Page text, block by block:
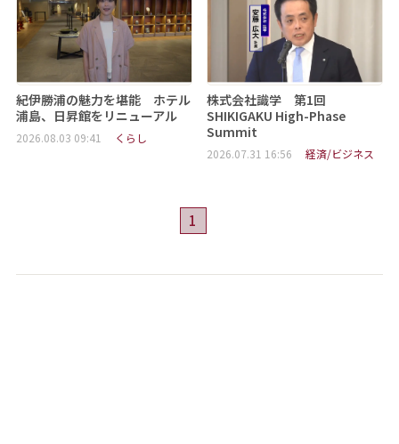
紀伊勝浦の魅力を堪能 ホテル
浦島、日昇館をリニューアル
2026.08.03 09:41 くらし
株式会社識学 第1回
SHIKIGAKU High-Phase
Summit
2026.07.31 16:56 経済/ビジネス
1